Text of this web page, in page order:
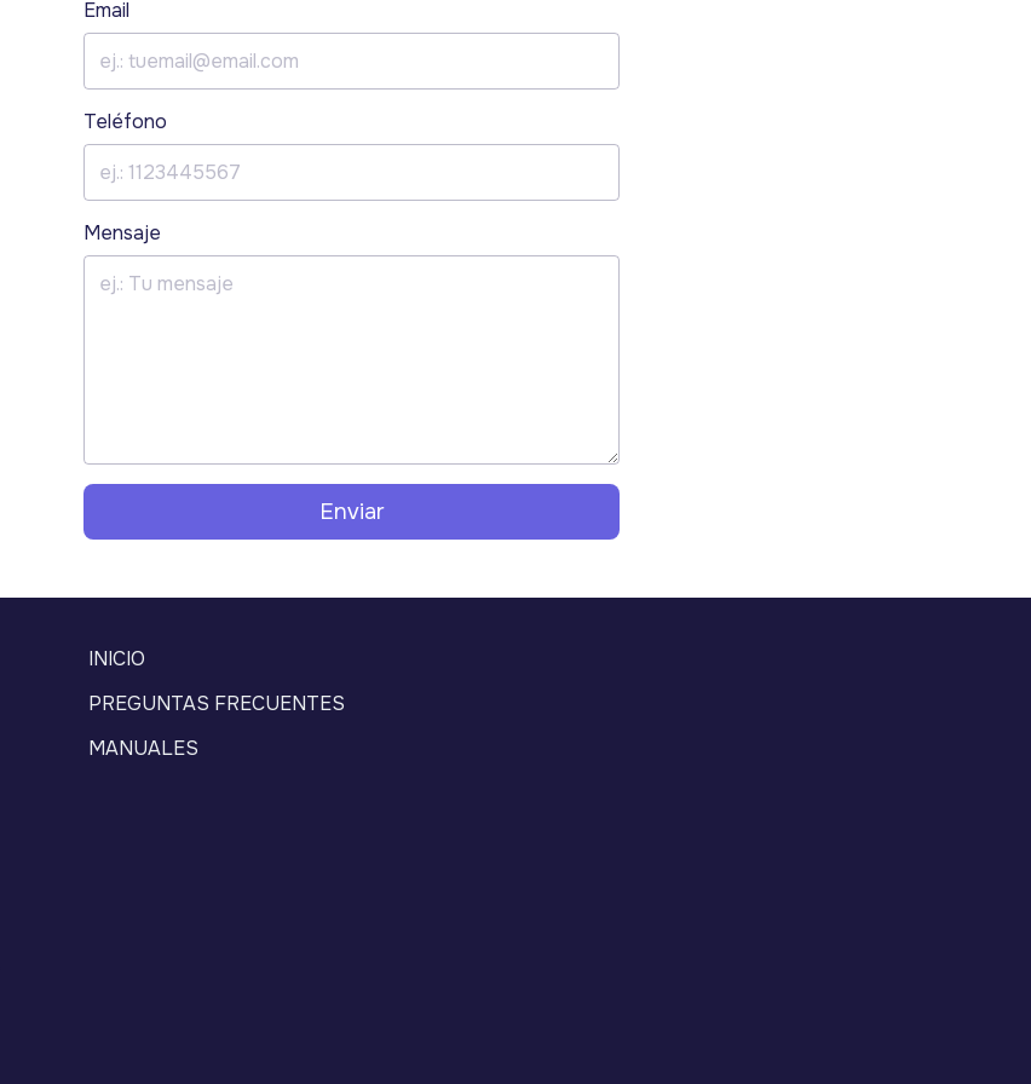
Email
Teléfono
Mensaje
Enviar
INICIO
PREGUNTAS FRECUENTES
MANUALES